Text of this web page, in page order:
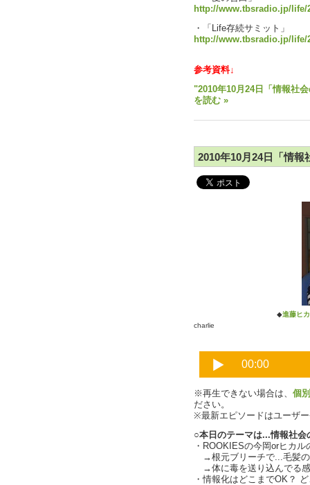
http://www.tbsradio.jp/life/
・「Life存続サミット」
http://www.tbsradio.jp/life/
参考資料↓
"2010年10月24日「情報社
を読む »
2010年10月24日「情
◆進藤ヒ
charlie
※再生できない場合は、 個
ださい。
※最新エピソードはユーザ
○本日のテーマは...情報社
・ROOKIESの今岡orヒカ
→根元ブリーチで...毛髪の
→体に毒を送り込んでる
・情報化はどこまでOK？